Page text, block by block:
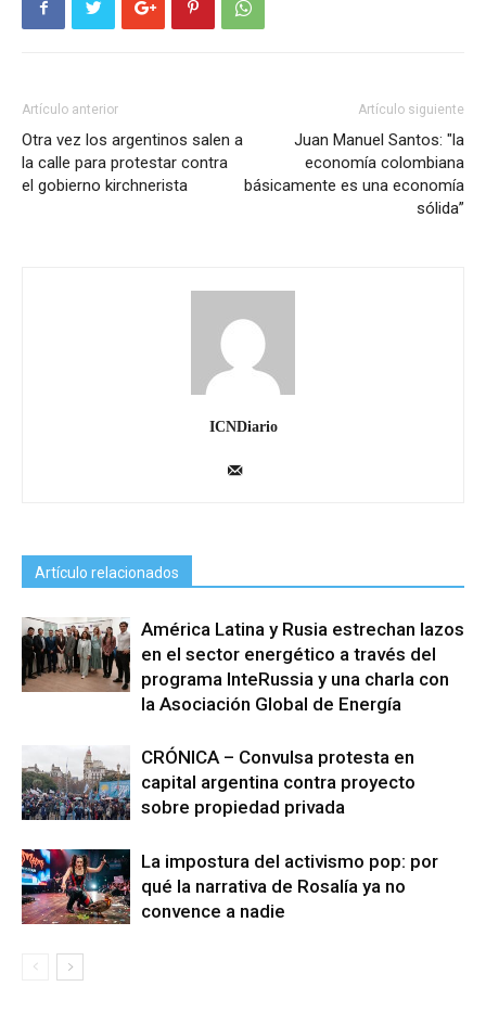
Artículo anterior
Otra vez los argentinos salen a
la calle para protestar contra
el gobierno kirchnerista
Artículo siguiente
Juan Manuel Santos: "la
economía colombiana
básicamente es una economía
sólida”
ICNDiario
Artículo relacionados
América Latina y Rusia estrechan lazos
en el sector energético a través del
programa InteRussia y una charla con
la Asociación Global de Energía
CRÓNICA – Convulsa protesta en
capital argentina contra proyecto
sobre propiedad privada
La impostura del activismo pop: por
qué la narrativa de Rosalía ya no
convence a nadie